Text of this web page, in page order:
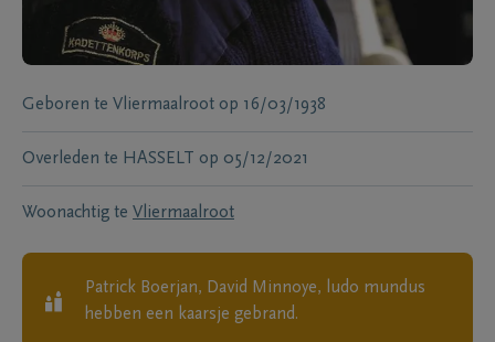
Geboren te Vliermaalroot op 16/03/1938
Overleden te HASSELT op 05/12/2021
Woonachtig te Vliermaalroot
Patrick Boerjan, David Minnoye, ludo mundus
hebben een kaarsje gebrand.